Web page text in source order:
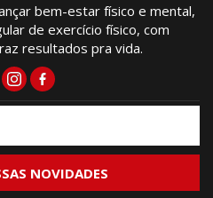
bem-estar físico e mental,
de exercício físico, com
resultados pra vida.